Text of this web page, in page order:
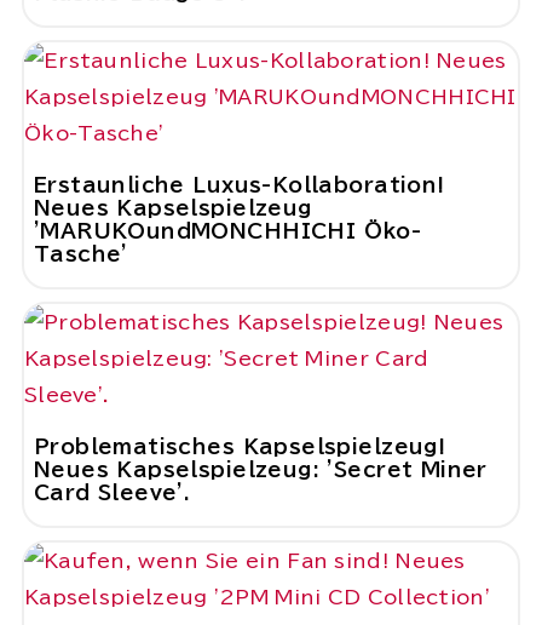
Erstaunliche Luxus-Kollaboration!
Neues Kapselspielzeug
'MARUKOundMONCHHICHI Öko-
Tasche'
Problematisches Kapselspielzeug!
Neues Kapselspielzeug: 'Secret Miner
Card Sleeve'.